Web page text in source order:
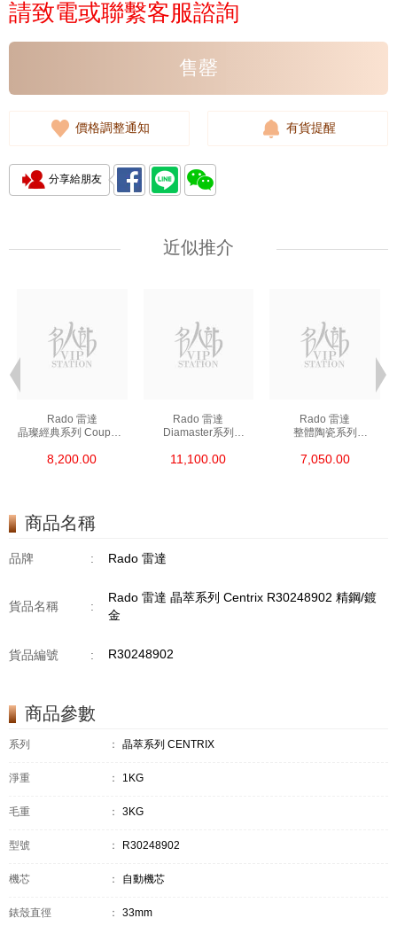
請致電或聯繫客服諮詢
售罄
價格調整通知 有貨提醒
分享給朋友
近似推介
Rado 雷達
晶璨經典系列 Coupole
精鋼
8,200.00
Rado 雷達
Diamaster系列
11,100.00
Rado 雷達
整體陶瓷系列
陶瓷
7,050.00
商品名稱
品牌 : Rado 雷達
貨品名稱 :
Rado 雷達 晶萃系列 Centrix R30248902 精鋼/鍍
金
貨品編號 : R30248902
商品參數
系列 ： 晶萃系列 CENTRIX
淨重 ： 1KG
毛重 ： 3KG
型號 ： R30248902
機芯 ： 自動機芯
錶殼直徑 ： 33mm